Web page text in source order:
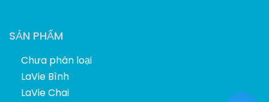
SẢN PHẨM
Chưa phân loại
LaVie Bình
LaVie Chai